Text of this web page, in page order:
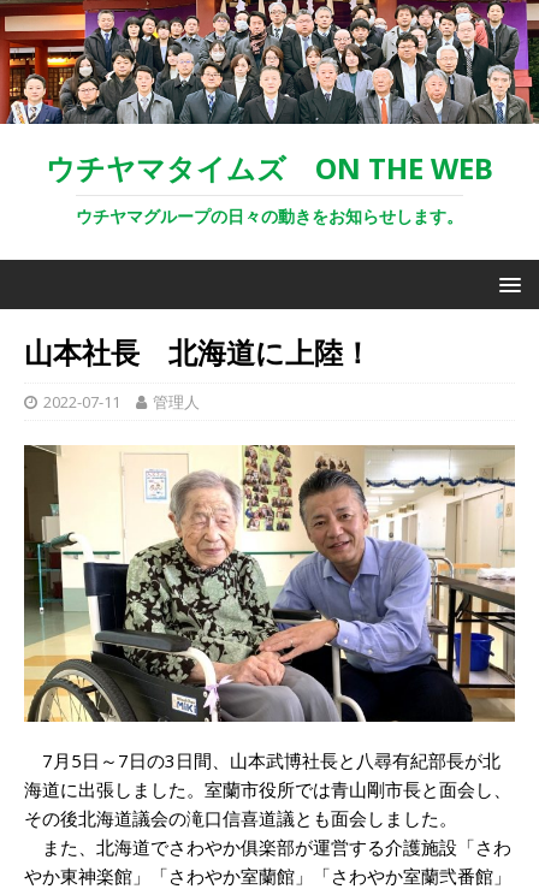
ウチヤマタイムズ ON THE WEB
ウチヤマグループの日々の動きをお知らせします。
山本社長 北海道に上陸！
2022-07-11 管理人
7月5日～7日の3日間、山本武博社長と八尋有紀部長が北
海道に出張しました。室蘭市役所では青山剛市長と面会し、
その後北海道議会の滝口信喜道議とも面会しました。
また、北海道でさわやか俱楽部が運営する介護施設「さわ
やか東神楽館」「さわやか室蘭館」「さわやか室蘭弐番館」